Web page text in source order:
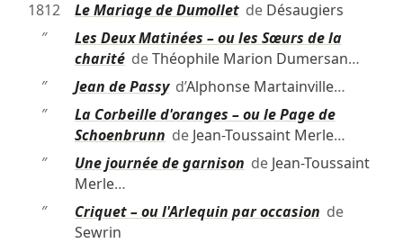
1812 Le Mariage de Dumolletde Désaugiers
″
Les Deux Matinées – ou les Sœurs de la
charitédeThéophile Marion Dumersan…
″
Jean de Passyd’Alphonse Martainville…
″
La Corbeille d'oranges – ou le Page de
Schoenbrunn de Jean-Toussaint Merle…
″
Une journée de garnison de Jean-Toussaint
Merle…
″
Criquet – ou l'Arlequin par occasion de
Sewrin